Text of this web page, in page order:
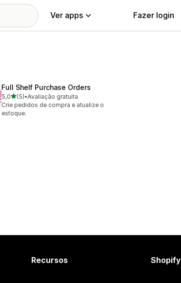
Ver apps Fazer login
Full Shelf Purchase Orders
5,0de 5 estrelas
(5)
5 avaliações ao todo
•Avaliação gratuita
Crie pedidos de compra e atualize o
estoque.
Recursos Shopify